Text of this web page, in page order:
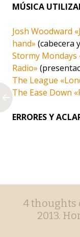
MÚSICA
Josh Woodward
hand» (cabecera
Stormy
Radio»
The League
The Ease Down
ERRORES Y
Post4 thoughts
2013.